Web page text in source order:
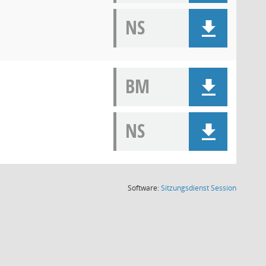
NS
BM
NS
Software:SitzungsdienstSession(Wird in